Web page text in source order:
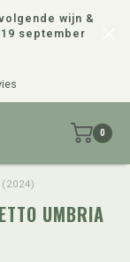
wijn &
september
0
UMBRIA